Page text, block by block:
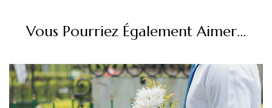
Vous Pourriez Également Aimer...